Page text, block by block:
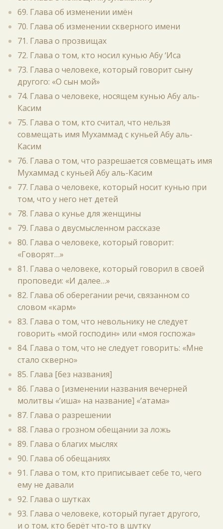
69. Глава об изменении имён
70. Глава об изменении скверного имени
71. Глава о прозвищах
72. Глава о том, кто носил кунью Абу ‘Иса
73. Глава о человеке, который говорит сыну
другого: «О сын мой»
74. Глава о человеке, носящем кунью Абу аль-
Касим
75. Глава о том, кто считал, что нельзя
совмещать имя Мухаммад с куньей Абу аль-
Касим
76. Глава о том, что разрешается совмещать имя
Мухаммад с куньей Абу аль-Касим
77. Глава о человеке, который носит кунью при
том, что у него нет детей
78. Глава о кунье для женщины
79. Глава о двусмысленном рассказе
80. Глава о человеке, который говорит:
«Говорят…»
81. Глава о человеке, который говорил в своей
проповеди: «И далее…»
82. Глава об оберегании речи, связанном со
словом «карм»
83. Глава о том, что невольнику не следует
говорить «мой господин» или «моя госпожа»
84. Глава о том, что не следует говорить: «Мне
стало скверно»
85. Глава [без названия]
86. Глава о [изменении названия вечерней
молитвы «‘иша» на название] «‘атама»
87. Глава о разрешении
88. Глава о грозном обещании за ложь
89. Глава о благих мыслях
90. Глава об обещаниях
91. Глава о том, кто приписывает себе то, чего
ему не давали
92. Глава о шутках
93. Глава о человеке, который пугает другого,
и о том, кто берёт что-то в шутку